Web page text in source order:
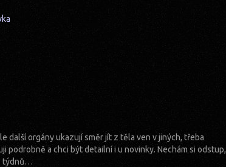
další orgány ukazují směr jít z těla ven v jiných, třeba
podrobně a chci být detailní i u novinky. Nechám si odstup,
týdnů…